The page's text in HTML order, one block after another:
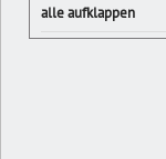
alle aufklappen